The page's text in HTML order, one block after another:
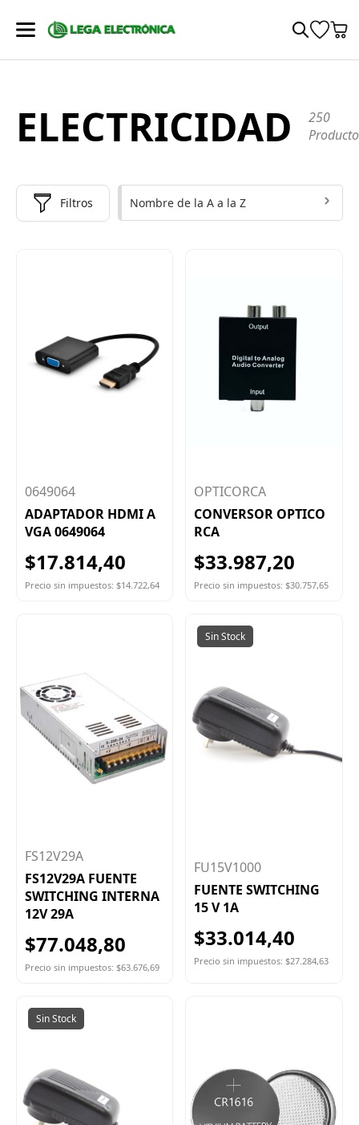
ELECTRICIDAD
250
Filtros Nombre de la A a la Z
0649064
ADAPTADOR HDMI A
VGA 0649064
$17.814,40
Precio sin impuestos: $14.722,64
OPTICORCA
CONVERSOR OPTICO
RCA
$33.987,20
Precio sin impuestos: $30.757,65
FS12V29A
FS12V29A FUENTE
SWITCHING INTERNA
12V 29A
$77.048,80
Precio sin impuestos: $63.676,69
Sin Stock
FU15V1000
FUENTE SWITCHING
15 V 1A
$33.014,40
Precio sin impuestos: $27.284,63
Sin Stock